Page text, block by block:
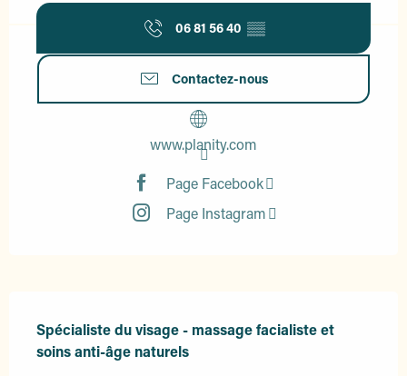
06 81 56 40 ▒▒
Contactez-nous
www.planity.com
Page Facebook
Page Instagram
Spécialiste du visage - massage facialiste et
soins anti-âge naturels